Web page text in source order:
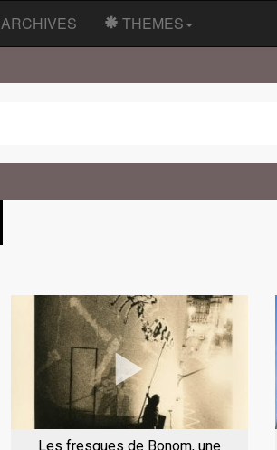
ARCHIVES THEMES
Les fresques de Bonom, une